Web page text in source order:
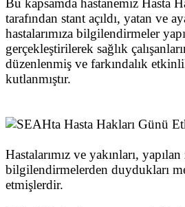
Bu kapsamda hastanemiz Hasta
tarafından stant açıldı, yatan ve
hastalarımıza bilgilendirmeler
gerçekleştirilerek sağlık
düzenlenmiş ve farkındalık
kutlanmıştır.
Hastalarımız ve yakınları,
bilgilendirmelerden duydukları
etmişlerdir.